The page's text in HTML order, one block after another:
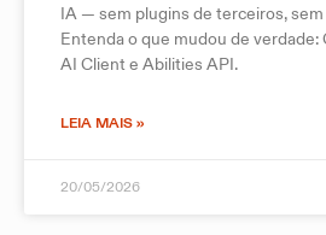
IA — sem plugins de terceiros, sem
Entenda o que mudou de verdade:
AI Client e Abilities API.
LEIA MAIS »
20/05/2026